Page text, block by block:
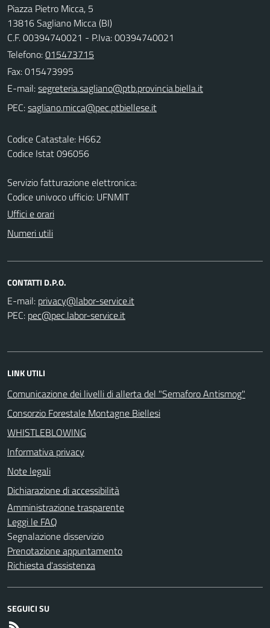
Piazza Pietro Micca, 5
13816 Sagliano Micca (BI)
C.F. 00394740021 - P.Iva: 00394740021
Telefono:015473715
Fax: 015473995
E-mail:
PEC:
Codice Catastale: H662
Codice Istat 096056
Servizio fatturazione elettronica:
Codice univoco ufficio: UFNMIT
Uffici e orari
Numeri utili
CONTATTI D.P.O.
E-mail:
PEC:
LINK UTILI
Comunicazione dei livelli di allerta del "Semaforo Antismog"
Consorzio Forestale Montagne Biellesi
WHISTLEBLOWING
Informativa privacy
Note legali
Dichiarazione di accessibilità
Amministrazione trasparente
Leggi le FAQ
Segnalazione disservizio
Prenotazione appuntamento
Richiesta d'assistenza
SEGUICI SU